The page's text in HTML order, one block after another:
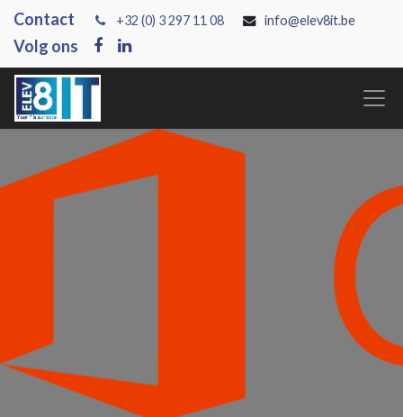
Contact +32 (0) 3 297 11 08 info@elev8it.be
Volg ons